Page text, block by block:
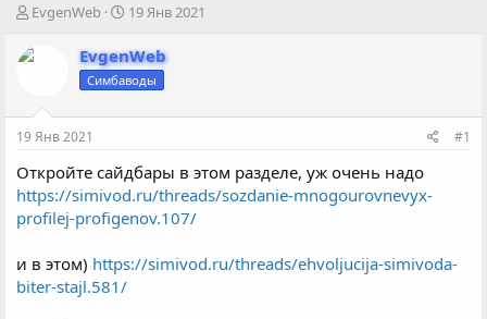
А
т
е
м
ы
EvgenWeb
Д
т
а
н
л
а
19 Янв 2021
EvgenWeb
Симбаводы
19 Янв 2021 #1
Откройте сайдбары в этом разделе, уж очень надо
https://simivod.ru/threads/sozdanie-mnogourovnevyx-
profilej-profigenov.107/
и в этом) https://simivod.ru/threads/ehvoljucija-simivoda-
biter-stajl.581/